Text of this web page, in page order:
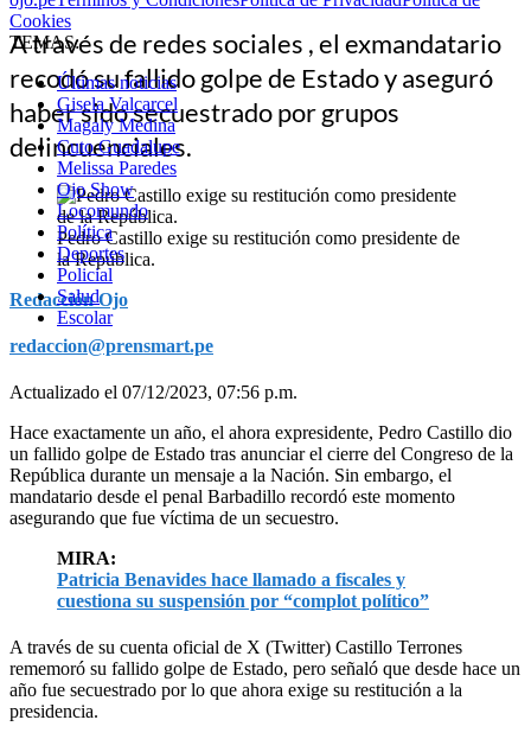
Cookies
TEMAS:
Últimas noticias
Gisela Valcarcel
Magaly Medina
Cuto Guadalupe
Melissa Paredes
Ojo Show
Locomundo
Política
Deportes
Policial
Salud
Escolar
A través de redes sociales , el exmandatario
recodó su fallido golpe de Estado y aseguró
haber sido secuestrado por grupos
delincuenciales.
Pedro Castillo exige su restitución como presidente de
la República.
Redacción Ojo
redaccion@prensmart.pe
Actualizado el 07/12/2023, 07:56 p.m.
Hace exactamente un año, el ahora expresidente, Pedro Castillo dio
un fallido golpe de Estado tras anunciar el cierre del Congreso de la
República durante un mensaje a la Nación. Sin embargo, el
mandatario desde el penal Barbadillo recordó este momento
asegurando que fue víctima de un secuestro.
MIRA:
Patricia Benavides hace llamado a fiscales y
cuestiona su suspensión por “complot político”
A través de su cuenta oficial de X (Twitter) Castillo Terrones
rememoró su fallido golpe de Estado, pero señaló que desde hace un
año fue secuestrado por lo que ahora exige su restitución a la
presidencia.